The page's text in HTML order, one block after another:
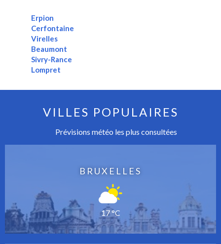
Erpion
Cerfontaine
Virelles
Beaumont
Sivry-Rance
Lompret
VILLES POPULAIRES
Prévisions météo les plus consultées
BRUXELLES
17 °C